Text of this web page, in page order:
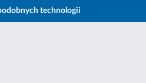
technologii